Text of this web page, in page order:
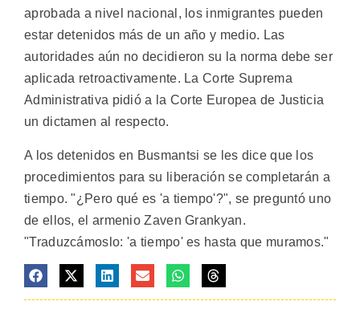
aprobada a nivel nacional, los inmigrantes pueden
estar detenidos más de un año y medio. Las
autoridades aún no decidieron su la norma debe ser
aplicada retroactivamente. La Corte Suprema
Administrativa pidió a la Corte Europea de Justicia
un dictamen al respecto.
A los detenidos en Busmantsi se les dice que los
procedimientos para su liberación se completarán a
tiempo. "¿Pero qué es 'a tiempo'?", se preguntó uno
de ellos, el armenio Zaven Grankyan.
"Traduzcámoslo: 'a tiempo' es hasta que muramos."